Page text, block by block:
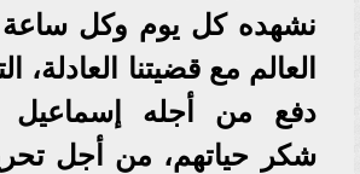
نشهده كل يوم وكل
العالم مع قضيتنا العادلة،
دفع من أجله إسماعيل
شكر حياتهم، من أجل